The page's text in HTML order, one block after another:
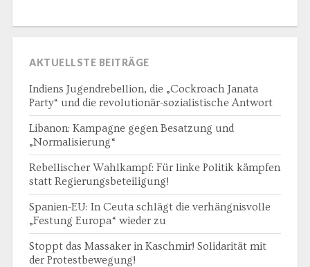
AKTUELLSTE BEITRÄGE
Indiens Jugendrebellion, die „Cockroach Janata
Party“ und die revolutionär-sozialistische Antwort
Libanon: Kampagne gegen Besatzung und
„Normalisierung“
Rebellischer Wahlkampf: Für linke Politik kämpfen
statt Regierungsbeteiligung!
Spanien-EU: In Ceuta schlägt die verhängnisvolle
„Festung Europa“ wieder zu
Stoppt das Massaker in Kaschmir! Solidarität mit
der Protestbewegung!